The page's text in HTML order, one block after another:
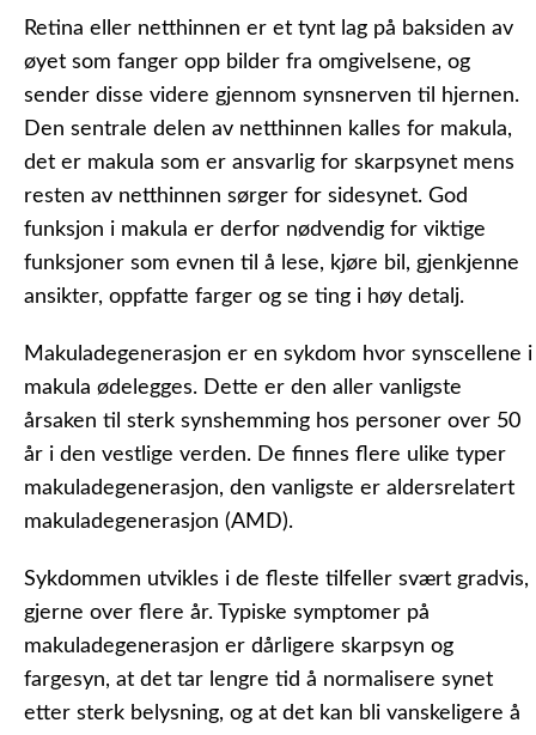
Retina eller netthinnen er et tynt lag på baksiden av
øyet som fanger opp bilder fra omgivelsene, og
sender disse videre gjennom synsnerven til hjernen.
Den sentrale delen av netthinnen kalles for makula,
det er makula som er ansvarlig for skarpsynet mens
resten av netthinnen sørger for sidesynet. God
funksjon i makula er derfor nødvendig for viktige
funksjoner som evnen til å lese, kjøre bil, gjenkjenne
ansikter, oppfatte farger og se ting i høy detalj.
Makuladegenerasjon er en sykdom hvor synscellene i
makula ødelegges. Dette er den aller vanligste
årsaken til sterk synshemming hos personer over 50
år i den vestlige verden. De finnes flere ulike typer
makuladegenerasjon, den vanligste er aldersrelatert
makuladegenerasjon (AMD).
Sykdommen utvikles i de fleste tilfeller svært gradvis,
gjerne over flere år. Typiske symptomer på
makuladegenerasjon er dårligere skarpsyn og
fargesyn, at det tar lengre tid å normalisere synet
etter sterk belysning, og at det kan bli vanskeligere å